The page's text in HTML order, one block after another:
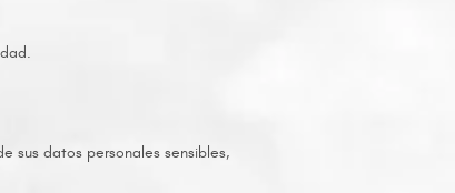
sus datos personales sensibles,